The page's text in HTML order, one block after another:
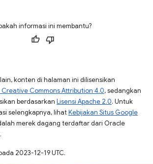
informasi ini membantu?
konten di halaman ini dilisensikan
Creative Commons Attribution 4.0, sedangkan
berdasarkan Lisensi Apache 2.0. Untuk
selengkapnya, lihatKebijakan Situs Google
merek dagang terdaftar dari Oracle
2023-12-19 UTC.